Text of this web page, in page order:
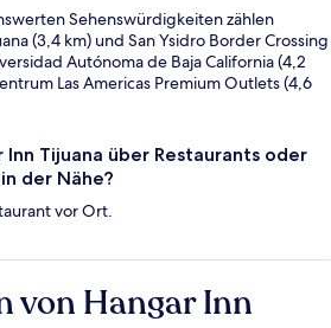
Sehenswürdigkeiten zählen
(3,4 km) und San Ysidro Border Crossing
Autónoma de Baja California (4,2
Las Americas Premium Outlets (4,6
Tijuana über Restaurants oder
der Nähe?
vor Ort.
von Hangar Inn